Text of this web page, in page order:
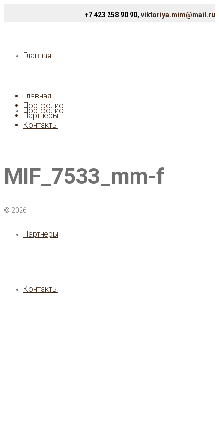
+7 423 258 90 90, viktoriya.mim@mail.ru
Главная
Портфолио
Партнеры
Контакты
Главная
Портфолио
Партнеры
Контакты
MIF_7533_mm-f
© 2026